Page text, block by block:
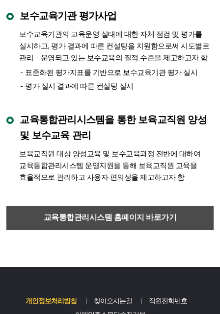
보수교육기관 평가사업
보수교육기관의 교육운영 실태에 대한 자체 점검 및 평가를
실시하고, 평가 결과에 따른 컨설팅을 지원함으로써 시도별로
관리ㆍ운영되고 있는 보수교육의 질적 수준을 제고하고자 함
표준화된 평가지표를 기반으로 보수교육기관 평가 실시
평가 실시 결과에 따른 컨설팅 실시
교육통합관리시스템을 통한 보육교직원 양성
및 보수교육 관리
보육교직원 대상 양성교육 및 보수교육과정 전반에 대하여
교육통합관리시스템 운영지원을 통해 보육교직원 교육을
효율적으로 관리하고 사용자 편의성을 제고하고자 함
교육통합관리시스템 홈페이지 바로가기
개인정보처리방침 찾아오시는길
직원전화번호